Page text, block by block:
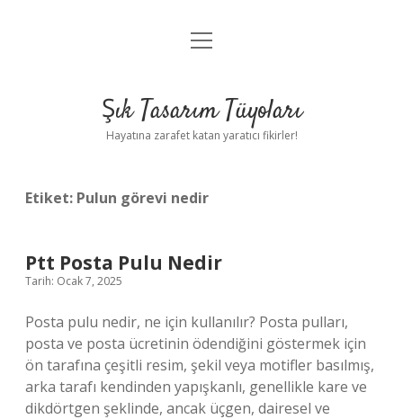
Anasayfa
Yasal Uyarı
menüyü
Şık Tasarım Tüyoları
Hayatına zarafet katan yaratıcı fikirler!
Etiket: Pulun görevi nedir
Ptt Posta Pulu Nedir
Tarih: Ocak 7, 2025
Posta pulu nedir, ne için kullanılır? Posta pulları,
posta ve posta ücretinin ödendiğini göstermek için
ön tarafına çeşitli resim, şekil veya motifler basılmış,
arka tarafı kendinden yapışkanlı, genellikle kare ve
dikdörtgen şeklinde, ancak üçgen, dairesel ve